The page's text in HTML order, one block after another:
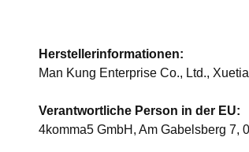
Herstellerinformationen:
Man Kung Enterprise Co., Ltd.,
Verantwortliche Person in der EU:
4komma5 GmbH, Am Gabelsberg 7,